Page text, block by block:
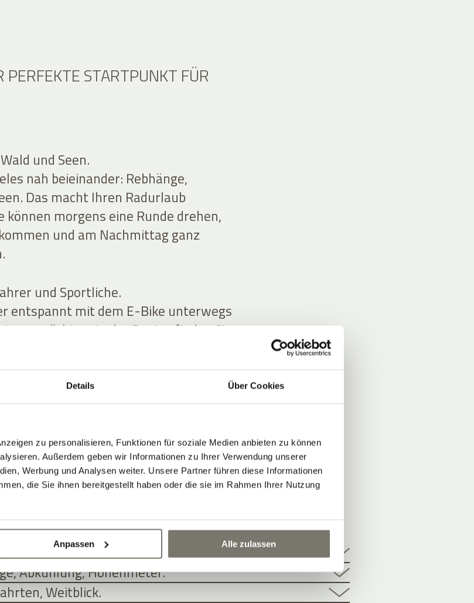
Details Über Cookies
zu personalisieren, Funktionen für soziale Medien anbieten zu können
Außerdem geben wir Informationen zu Ihrer Verwendung unserer
Werbung und Analysen weiter. Unsere Partner führen diese Informationen
die Sie ihnen bereitgestellt haben oder die sie im Rahmen Ihrer Nutzung
Anpassen Alle zulassen
STARTPUNKT FÜR
und Seen.
nah beieinander: Rebhänge,
Das macht Ihren Radurlaub
können morgens eine Runde drehen,
und am Nachmittag ganz
und Sportliche.
entspannt mit dem E-Bike unterwegs
möchten: In der Region finden Sie
E-Bike.
UMGEBUNG. JETZT
MOUNTAINBIKE UND RENNRAD
der Südtiroler Weinstraße.
Abkühlung, Höhenmeter.
Weitblick.